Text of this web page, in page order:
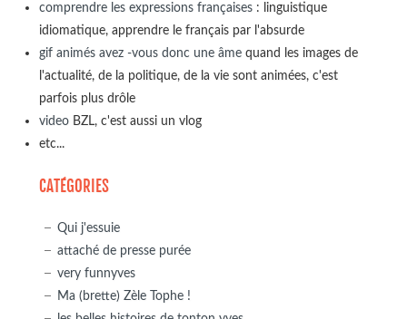
comprendre les expressions françaises: linguistique
idiomatique, apprendre le français par l'absurde
gif animés avez -vous donc une âmequand les images de
l'actualité, de la politique, de la vie sont animées, c'est
parfois plus drôle
videoBZL, c'est aussi un vlog
etc...
CATÉGORIES
Qui j'essuie
attaché de presse purée
very funnyves
Ma (brette) Zèle Tophe !